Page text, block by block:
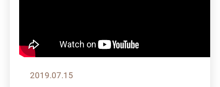
2019.07.15